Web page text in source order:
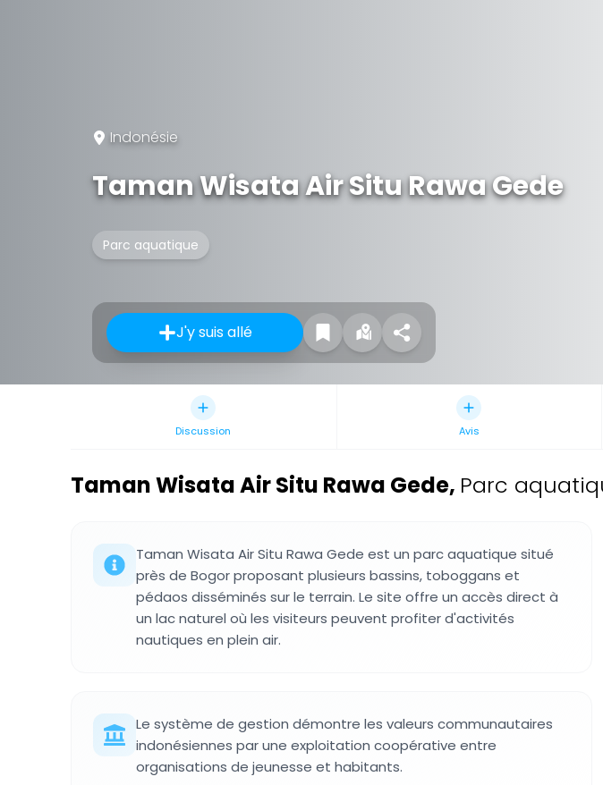
Indonésie
Taman Wisata Air Situ Rawa Gede
Parc aquatique
J'y suis allé
Discussion Avis
Taman Wisata Air Situ Rawa Gede, Parc
Taman Wisata Air Situ Rawa Gede est un parc aquatique situé
près de Bogor proposant plusieurs bassins, toboggans et
pédaos disséminés sur le terrain. Le site offre un accès direct à
un lac naturel où les visiteurs peuvent profiter d'activités
nautiques en plein air.
Le système de gestion démontre les valeurs communautaires
indonésiennes par une exploitation coopérative entre
organisations de jeunesse et habitants.